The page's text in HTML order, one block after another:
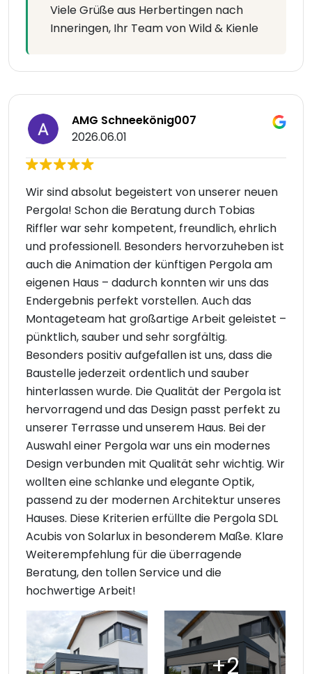
Viele Grüße aus Herbertingen nach
Inneringen, Ihr Team von Wild & Kienle
AMG Schneekönig007
2026.06.01
Wir sind absolut begeistert von unserer neuen
Pergola! Schon die Beratung durch Tobias
Riffler war sehr kompetent, freundlich, ehrlich
und professionell. Besonders hervorzuheben ist
auch die Animation der künftigen Pergola am
eigenen Haus – dadurch konnten wir uns das
Endergebnis perfekt vorstellen. Auch das
Montageteam hat großartige Arbeit geleistet –
pünktlich, sauber und sehr sorgfältig.
Besonders positiv aufgefallen ist uns, dass die
Baustelle jederzeit ordentlich und sauber
hinterlassen wurde. Die Qualität der Pergola ist
hervorragend und das Design passt perfekt zu
unserer Terrasse und unserem Haus. Bei der
Auswahl einer Pergola war uns ein modernes
Design verbunden mit Qualität sehr wichtig. Wir
wollten eine schlanke und elegante Optik,
passend zu der modernen Architektur unseres
Hauses. Diese Kriterien erfüllte die Pergola SDL
Acubis von Solarlux in besonderem Maße. Klare
Weiterempfehlung für die überragende
Beratung, den tollen Service und die
hochwertige Arbeit!